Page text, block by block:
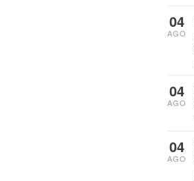
04
AGO
04
AGO
04
AGO